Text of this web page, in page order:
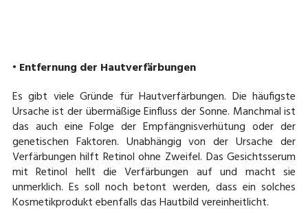
• Entfernung der Hautverfärbungen
Es gibt viele Gründe für Hautverfärbungen. Die häufigste
Ursache ist der übermäßige Einfluss der Sonne. Manchmal ist
das auch eine Folge der Empfängnisverhütung oder der
genetischen Faktoren. Unabhängig von der Ursache der
Verfärbungen hilft Retinol ohne Zweifel. Das Gesichtsserum
mit Retinol hellt die Verfärbungen auf und macht sie
unmerklich. Es soll noch betont werden, dass ein solches
Kosmetikprodukt ebenfalls das Hautbild vereinheitlicht.